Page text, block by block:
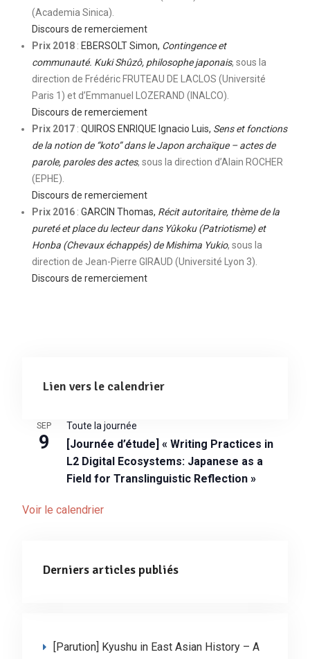
(Academia Sinica).
Discours de remerciement
Prix 2018: EBERSOLT Simon, Contingence et
communauté. Kuki Shûzô, philosophe japonais, sous la
direction de Frédéric FRUTEAU DE LACLOS (Université
Paris 1) et d’Emmanuel LOZERAND (INALCO).
Discours de remerciement
Prix 2017: QUIROS ENRIQUE Ignacio Luis, Sens et fonctions
de la notion de “koto” dans le Japon archaïque – actes de
parole, paroles des actes, sous la direction d’Alain ROCHER
(EPHE).
Discours de remerciement
Prix 2016: GARCIN Thomas, Récit autoritaire, thème de la
pureté et place du lecteur dans Yûkoku (Patriotisme) et
Honba (Chevaux échappés) de Mishima Yukio, sous la
direction de Jean-Pierre GIRAUD (Université Lyon 3).
Discours de remerciement
Lien vers le calendrier
SEP
9
Toute la journée
[Journée d’étude] « Writing Practices in
L2 Digital Ecosystems: Japanese as a
Field for Translinguistic Reflection »
Voir le calendrier
Derniers articles publiés
[Parution] Kyushu in East Asian History – A